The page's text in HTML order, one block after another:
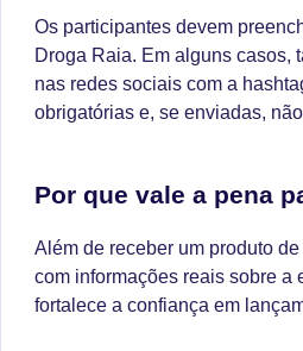
Os participantes devem
Droga Raia. Em alguns casos,
nas redes sociais com a
obrigatórias e, se enviadas,
Por que vale a pena
Além de receber um produto
com informações reais sobre a
fortalece a confiança em